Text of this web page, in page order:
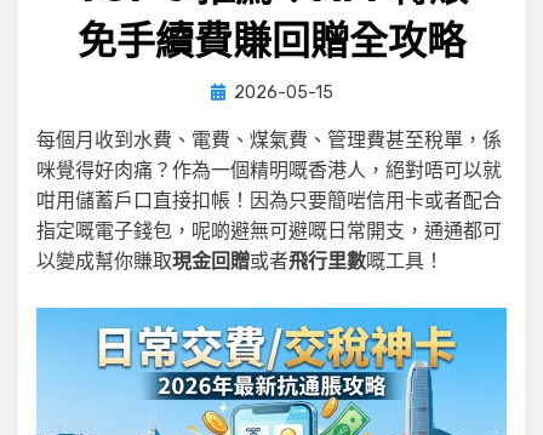
免手續費賺回贈全攻略
by小編
Posted
2026-05-15
每個月收到水費、電費、煤氣費、管理費甚至稅單，係
咪覺得好肉痛？作為一個精明嘅香港人，絕對唔可以就
咁用儲蓄戶口直接扣帳！因為只要簡啱信用卡或者配合
指定嘅電子錢包，呢啲避無可避嘅日常開支，通通都可
以變成幫你賺取現金回贈或者飛行里數嘅工具！